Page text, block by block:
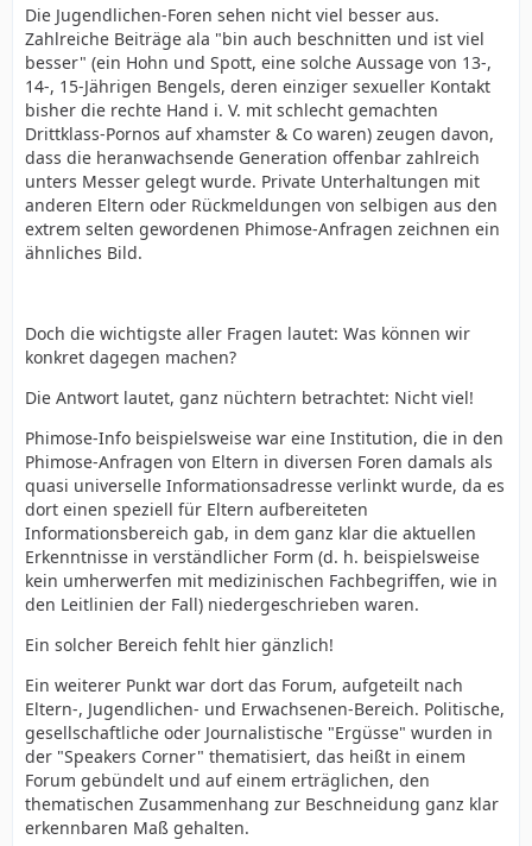
Die Jugendlichen-Foren sehen nicht viel besser aus.
Zahlreiche Beiträge ala "bin auch beschnitten und ist viel
besser" (ein Hohn und Spott, eine solche Aussage von 13-,
14-, 15-Jährigen Bengels, deren einziger sexueller Kontakt
bisher die rechte Hand i. V. mit schlecht gemachten
Drittklass-Pornos auf xhamster & Co waren) zeugen davon,
dass die heranwachsende Generation offenbar zahlreich
unters Messer gelegt wurde. Private Unterhaltungen mit
anderen Eltern oder Rückmeldungen von selbigen aus den
extrem selten gewordenen Phimose-Anfragen zeichnen ein
ähnliches Bild.
Doch die wichtigste aller Fragen lautet: Was können wir
konkret dagegen machen?
Die Antwort lautet, ganz nüchtern betrachtet: Nicht viel!
Phimose-Info beispielsweise war eine Institution, die in den
Phimose-Anfragen von Eltern in diversen Foren damals als
quasi universelle Informationsadresse verlinkt wurde, da es
dort einen speziell für Eltern aufbereiteten
Informationsbereich gab, in dem ganz klar die aktuellen
Erkenntnisse in verständlicher Form (d. h. beispielsweise
kein umherwerfen mit medizinischen Fachbegriffen, wie in
den Leitlinien der Fall) niedergeschrieben waren.
Ein solcher Bereich fehlt hier gänzlich!
Ein weiterer Punkt war dort das Forum, aufgeteilt nach
Eltern-, Jugendlichen- und Erwachsenen-Bereich. Politische,
gesellschaftliche oder Journalistische "Ergüsse" wurden in
der "Speakers Corner" thematisiert, das heißt in einem
Forum gebündelt und auf einem erträglichen, den
thematischen Zusammenhang zur Beschneidung ganz klar
erkennbaren Maß gehalten.